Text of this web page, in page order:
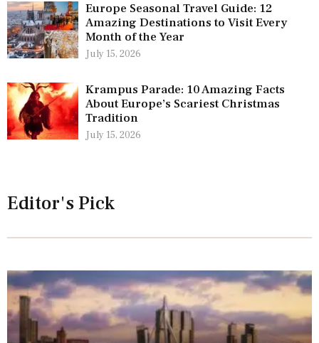
Europe Seasonal Travel Guide: 12
Amazing Destinations to Visit Every
Month of the Year
July 15, 2026
Krampus Parade: 10 Amazing Facts
About Europe’s Scariest Christmas
Tradition
July 15, 2026
Editor's Pick